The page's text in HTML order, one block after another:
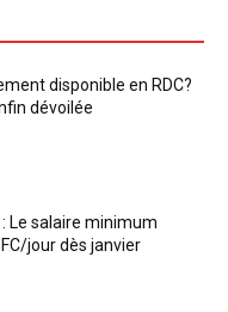
disponible en RDC?
dévoilée
: Le salaire minimum
jour dès janvier